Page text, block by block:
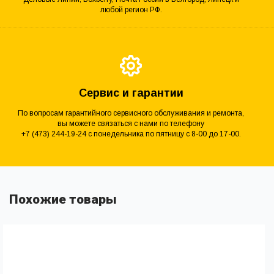
любой регион РФ.
Сервис и гарантии
По вопросам гарантийного сервисного обслуживания и ремонта,
вы можете связаться с нами по телефону
+7 (473) 244-19-24 с понедельника по пятницу с 8-00 до 17-00.
Похожие товары